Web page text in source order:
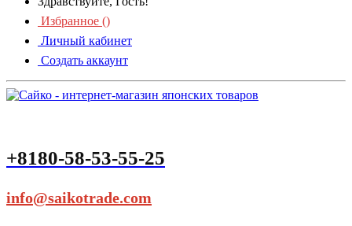
Избранное ()
Личный кабинет
Создать аккаунт
+8180-58-53-55-25
info@saikotrade.com